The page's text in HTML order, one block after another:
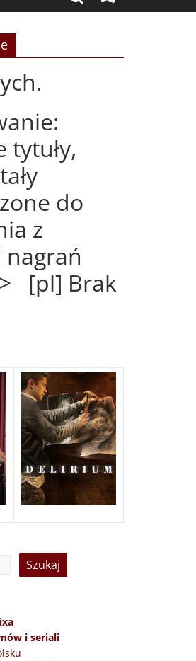
tytuły,
do
z
[pl] Brak
i seriali